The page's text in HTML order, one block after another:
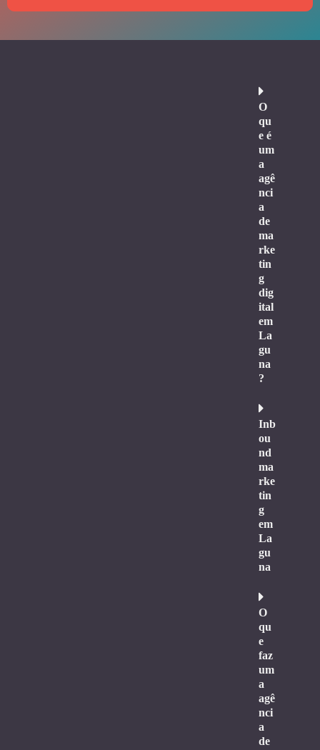
O
qu
e é
um
a
agê
nci
a
de
ma
rke
tin
g
dig
ital
em
La
gu
na
?
Inb
ou
nd
ma
rke
tin
g
em
La
gu
na
O
qu
e
faz
um
a
agê
nci
a
de